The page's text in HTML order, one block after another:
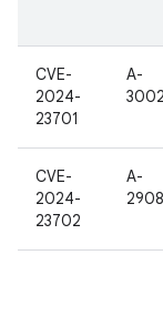
CVE-
2024-
23701
A-
CVE-
2024-
23702
A-